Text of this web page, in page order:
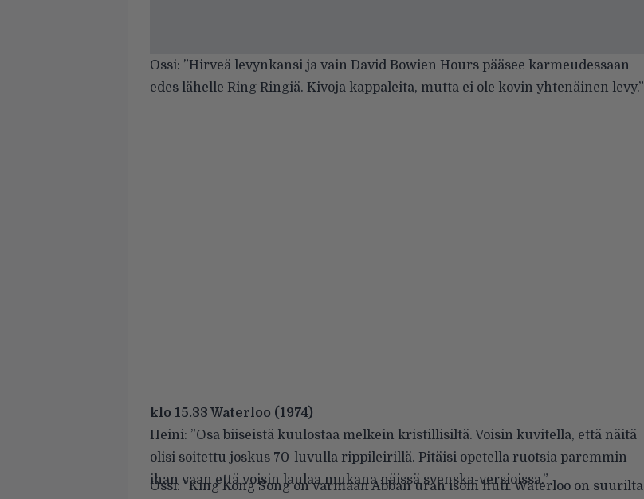
Ossi: ”Hirveä levynkansi ja vain David Bowien Hours pääsee karmeudessaan
edes lähelle Ring Ringiä. Kivoja kappaleita, mutta ei ole kovin yhtenäinen levy.”
klo 15.33 Waterloo (1974)
Heini: ”Osa biiseistä kuulostaa melkein kristillisiltä. Voisin kuvitella, että näitä
olisi soitettu joskus 70-luvulla rippileirillä. Pitäisi opetella ruotsia paremmin
ihan vaan että voisin laulaa mukana näissä svenska-versioissa.”
Ossi: ”King Kong Song on varmaan Abban uran isoin huti. Waterloo on suurilta